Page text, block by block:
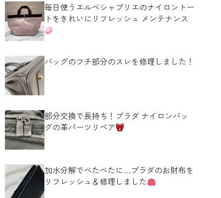
毎日使うエルベシャプリエのナイロントー
トをきれいにリフレッシュ メンテナンス
バッグのフチ部分のスレを修理しました！
部分交換で長持ち！プラダ ナイロンバッ
グの革パーツリペア
加水分解でべたべたに…プラダのお財布を
リフレッシュ＆修理しました